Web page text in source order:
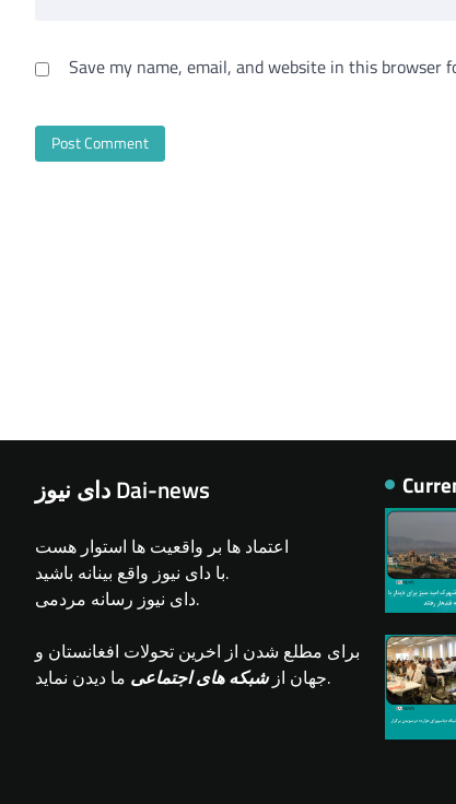
Save my name, email, and website in this browser
دای نیوز Dai-news
اعتماد ها بر واقعیت ها استوار هست
با دای نیوز واقع بینانه باشید.
دای نیوز رسانه مردمی.
برای مطلع شدن از اخرین تحولات افغانستان و
جهان ازشبکه های اجتماعی ما دیدن نماید.